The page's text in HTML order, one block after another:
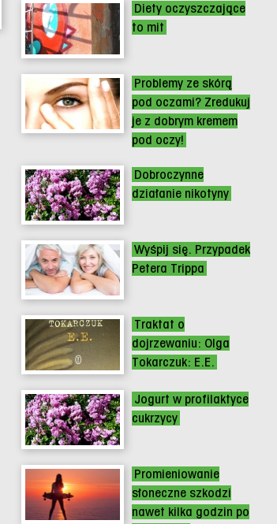
Diety oczyszczające
to mit
Problemy ze skórą
pod oczami? Zredukuj
je z dobrym kremem
pod oczy!
Dobroczynne
działanie nikotyny
Wyśpij się. Przypadek
Petera Trippa
Traktat o
dojrzewaniu: Olga
Tokarczuk: E.E.
Jogurt w profilaktyce
cukrzycy
Promieniowanie
słoneczne szkodzi
nawet kilka godzin po